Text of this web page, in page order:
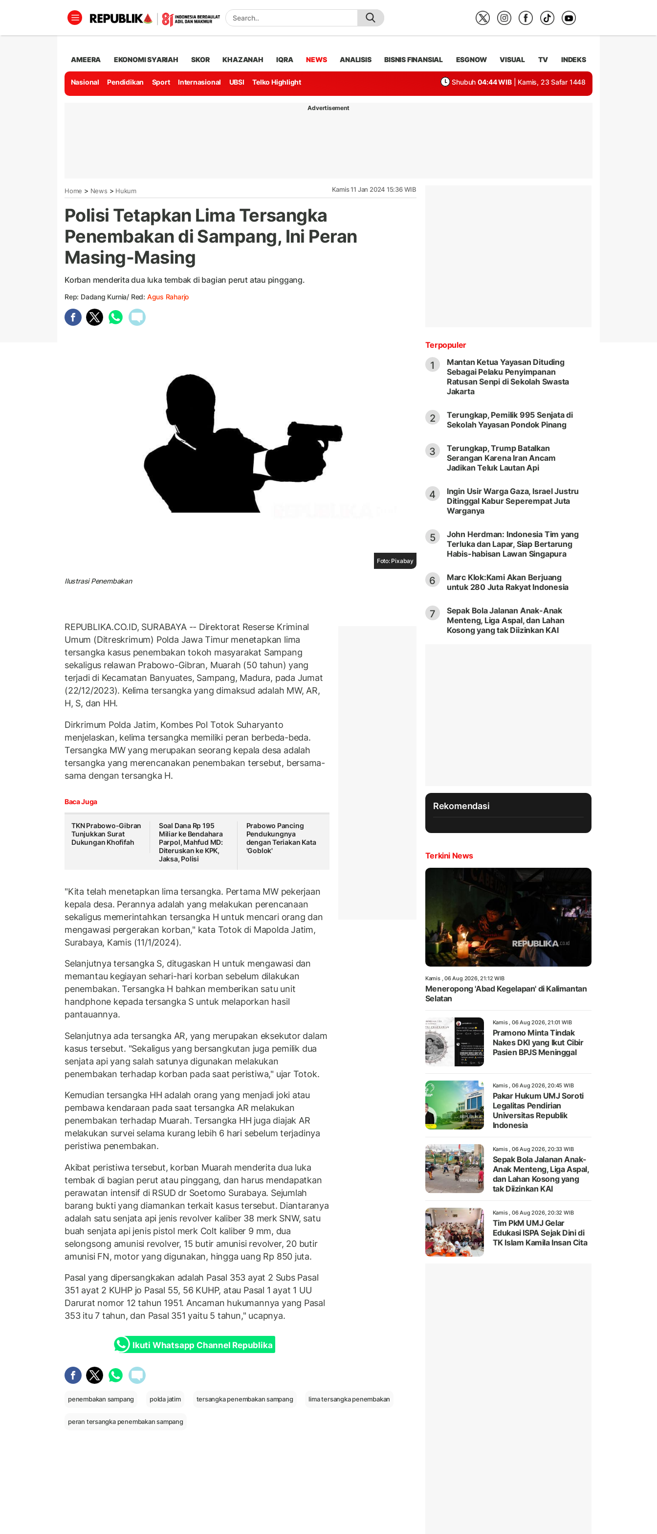
AMEERA EKONOMI SYARIAH SKOR KHAZANAH IQRA NEWS ANALISIS BISNIS FINANSIAL ESGNOW VISUAL TV INDEKS
Nasional Pendidikan Sport Internasional UBSI Telko Highlight Shubuh 04:44 WIB | Kamis, 23 Safar 1448
Advertisement
Home > News > Hukum Kamis 11 Jan 2024 15:36 WIB
Polisi Tetapkan Lima Tersangka
Penembakan di Sampang, Ini Peran
Masing-Masing
Korban menderita dua luka tembak di bagian perut atau pinggang.
Rep: Dadang Kurnia/ Red: Agus Raharjo
Foto: Pixabay
Ilustrasi Penembakan
REPUBLIKA.CO.ID, SURABAYA -- Direktorat Reserse Kriminal
Umum (Ditreskrimum) Polda Jawa Timur menetapkan lima
tersangka kasus penembakan tokoh masyarakat Sampang
sekaligus relawan Prabowo-Gibran, Muarah (50 tahun) yang
terjadi di Kecamatan Banyuates, Sampang, Madura, pada Jumat
(22/12/2023). Kelima tersangka yang dimaksud adalah MW, AR,
H, S, dan HH.
Dirkrimum Polda Jatim, Kombes Pol Totok Suharyanto
menjelaskan, kelima tersangka memiliki peran berbeda-beda.
Tersangka MW yang merupakan seorang kepala desa adalah
tersangka yang merencanakan penembakan tersebut, bersama-
sama dengan tersangka H.
Baca Juga
TKN Prabowo-Gibran
Tunjukkan Surat
Dukungan Khofifah
Soal Dana Rp 195
Miliar ke Bendahara
Parpol, Mahfud MD:
Diteruskan ke KPK,
Jaksa, Polisi
Prabowo Pancing
Pendukungnya
dengan Teriakan Kata
'Goblok'
"Kita telah menetapkan lima tersangka. Pertama MW pekerjaan
kepala desa. Perannya adalah yang melakukan perencanaan
sekaligus memerintahkan tersangka H untuk mencari orang dan
mengawasi pergerakan korban," kata Totok di Mapolda Jatim,
Surabaya, Kamis (11/1/2024).
Selanjutnya tersangka S, ditugaskan H untuk mengawasi dan
memantau kegiayan sehari-hari korban sebelum dilakukan
penembakan. Tersangka H bahkan memberikan satu unit
handphone kepada tersangka S untuk melaporkan hasil
pantauannya.
Selanjutnya ada tersangka AR, yang merupakan eksekutor dalam
kasus tersebut. "Sekaligus yang bersangkutan juga pemilik dua
senjata api yang salah satunya digunakan melakukan
penembakan terhadap korban pada saat peristiwa," ujar Totok.
Kemudian tersangka HH adalah orang yang menjadi joki atau
pembawa kendaraan pada saat tersangka AR melakukan
penembakan terhadap Muarah. Tersangka HH juga diajak AR
melakukan survei selama kurang lebih 6 hari sebelum terjadinya
peristiwa penembakan.
Akibat peristiwa tersebut, korban Muarah menderita dua luka
tembak di bagian perut atau pinggang, dan harus mendapatkan
perawatan intensif di RSUD dr Soetomo Surabaya. Sejumlah
barang bukti yang diamankan terkait kasus tersebut. Diantaranya
adalah satu senjata api jenis revolver kaliber 38 merk SNW, satu
buah senjata api jenis pistol merk Colt kaliber 9 mm, dua
selongsong amunisi revolver, 15 butir amunisi revolver, 20 butir
amunisi FN, motor yang digunakan, hingga uang Rp 850 juta.
Pasal yang dipersangkakan adalah Pasal 353 ayat 2 Subs Pasal
351 ayat 2 KUHP jo Pasal 55, 56 KUHP, atau Pasal 1 ayat 1 UU
Darurat nomor 12 tahun 1951. Ancaman hukumannya yang Pasal
353 itu 7 tahun, dan Pasal 351 yaitu 5 tahun," ucapnya.
Ikuti Whatsapp Channel Republika
penembakan sampang polda jatim tersangka penembakan sampang lima tersangka penembakan
peran tersangka penembakan sampang
Terpopuler
1
Mantan Ketua Yayasan Dituding
Sebagai Pelaku Penyimpanan
Ratusan Senpi di Sekolah Swasta
Jakarta
2
Terungkap, Pemilik 995 Senjata di
Sekolah Yayasan Pondok Pinang
3
Terungkap, Trump Batalkan
Serangan Karena Iran Ancam
Jadikan Teluk Lautan Api
4
Ingin Usir Warga Gaza, Israel Justru
Ditinggal Kabur Seperempat Juta
Warganya
5
John Herdman: Indonesia Tim yang
Terluka dan Lapar, Siap Bertarung
Habis-habisan Lawan Singapura
6
Marc Klok:Kami Akan Berjuang
untuk 280 Juta Rakyat Indonesia
7
Sepak Bola Jalanan Anak-Anak
Menteng, Liga Aspal, dan Lahan
Kosong yang tak Diizinkan KAI
Rekomendasi
Terkini News
Kamis , 06 Aug 2026, 21:12 WIB
Meneropong 'Abad Kegelapan' di Kalimantan
Selatan
Kamis , 06 Aug 2026, 21:01 WIB
Pramono Minta Tindak
Nakes DKI yang Ikut Cibir
Pasien BPJS Meninggal
Kamis , 06 Aug 2026, 20:45 WIB
Pakar Hukum UMJ Soroti
Legalitas Pendirian
Universitas Republik
Indonesia
Kamis , 06 Aug 2026, 20:33 WIB
Sepak Bola Jalanan Anak-
Anak Menteng, Liga Aspal,
dan Lahan Kosong yang
tak Diizinkan KAI
Kamis , 06 Aug 2026, 20:32 WIB
Tim PkM UMJ Gelar
Edukasi ISPA Sejak Dini di
TK Islam Kamila Insan Cita